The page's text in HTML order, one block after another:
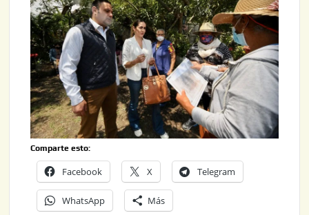
Comparte esto:
Facebook X Telegram
WhatsApp Más